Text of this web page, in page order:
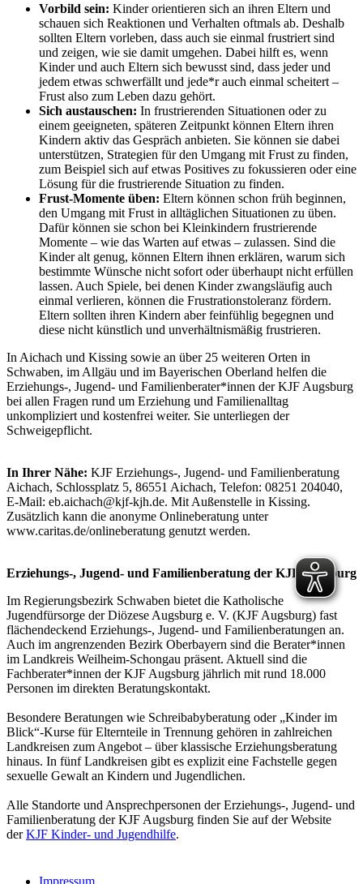
Vorbild sein: Kinder orientieren sich an ihren Eltern und
schauen sich Reaktionen und Verhalten oftmals ab. Deshalb
sollten Eltern vorleben, dass auch sie einmal frustriert sind
und zeigen, wie sie damit umgehen. Dabei hilft es, wenn
Kinder und auch Eltern sich bewusst sind, dass jeder und
jedem etwas schwerfällt und jede*r auch einmal scheitert –
Frust also zum Leben dazu gehört.
Sich austauschen: In frustrierenden Situationen oder zu
einem geeigneten, späteren Zeitpunkt können Eltern ihren
Kindern aktiv das Gespräch anbieten. Sie können sie dabei
unterstützen, Strategien für den Umgang mit Frust zu finden,
zum Beispiel sich auf etwas Positives zu fokussieren oder eine
Lösung für die frustrierende Situation zu finden.
Frust-Momente üben: Eltern können schon früh beginnen,
den Umgang mit Frust in alltäglichen Situationen zu üben.
Dafür können sie schon bei Kleinkindern frustrierende
Momente – wie das Warten auf etwas – zulassen. Sind die
Kinder alt genug, können Eltern ihnen erklären, warum sich
bestimmte Wünsche nicht sofort oder überhaupt nicht erfüllen
lassen. Auch Spiele, bei denen Kinder zwangsläufig auch
einmal verlieren, können die Frustrationstoleranz fördern.
Eltern sollten ihren Kindern aber feinfühlig begegnen und
diese nicht künstlich und unverhältnismäßig frustrieren.
In Aichach und Kissing sowie an über 25 weiteren Orten in
Schwaben, im Allgäu und im Bayerischen Oberland helfen die
Erziehungs-, Jugend- und Familienberater*innen der KJF Augsburg
bei allen Fragen rund um Erziehung und Familienalltag
unkompliziert und kostenfrei weiter. Sie unterliegen der
Schweigepflicht.
In Ihrer Nähe: KJF Erziehungs-, Jugend- und Familienberatung
Aichach, Schlossplatz 5, 86551 Aichach, Telefon: 08251 204040,
E-Mail: eb.aichach@kjf-kjh.de. Mit Außenstelle in Kissing.
Zusätzlich kann die anonyme Onlineberatung unter
www.caritas.de/onlineberatung genutzt werden.
Erziehungs-, Jugend- und Familienberatung der KJF Augsburg
Im Regierungsbezirk Schwaben bietet die Katholische
Jugendfürsorge der Diözese Augsburg e. V. (KJF Augsburg) fast
flächendeckend Erziehungs-, Jugend- und Familienberatungen an.
Auch im angrenzenden Bezirk Oberbayern sind die Berater*innen
im Landkreis Weilheim-Schongau präsent. Aktuell sind die
Fachberater*innen der KJF Augsburg jährlich mit rund 18.000
Personen im direkten Beratungskontakt.
Besondere Beratungen wie Schreibabyberatung oder „Kinder im
Blick“-Kurse für Elternteile in Trennung gehören in zahlreichen
Landkreisen zum Angebot – über klassische Erziehungsberatung
hinaus. In fünf Landkreisen gibt es explizit eine Fachstelle gegen
sexuelle Gewalt an Kindern und Jugendlichen.
Alle Standorte und Ansprechpersonen der Erziehungs-, Jugend- und
Familienberatung der KJF Augsburg finden Sie auf der Website
derKJF Kinder- und Jugendhilfe.
Impressum